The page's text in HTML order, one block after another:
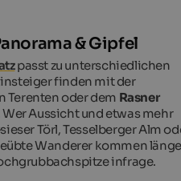
& Gipfel
passt zu unterschiedlichen
finden mit der
Terenten oder dem Rasner
Aussicht und etwas mehr
Törl, Tesselberger Alm
Wanderer kommen
infrage.